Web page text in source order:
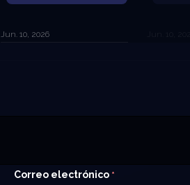
Jun. 10, 2026
Correo electrónico *